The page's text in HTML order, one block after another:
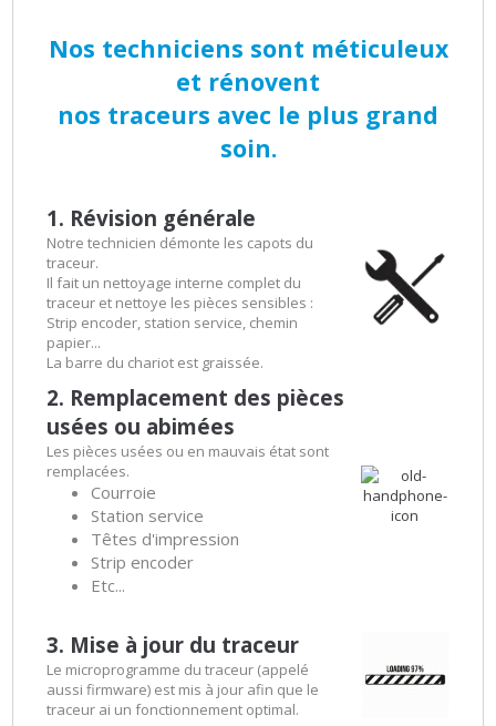
Nos techniciens sont méticuleux
et rénovent
nos traceurs avec le plus grand
soin.
1. Révision générale
Notre technicien démonte les capots du
traceur.
Il fait un nettoyage interne complet du
traceur et nettoye les pièces sensibles :
Strip encoder, station service, chemin
papier...
La barre du chariot est graissée.
2. Remplacement des pièces
usées ou abimées
Les pièces usées ou en mauvais état sont
remplacées.
Courroie
Station service
Têtes d'impression
Strip encoder
Etc...
3. Mise à jour du traceur
Le microprogramme du traceur (appelé
aussi firmware) est mis à jour afin que le
traceur ai un fonctionnement optimal.